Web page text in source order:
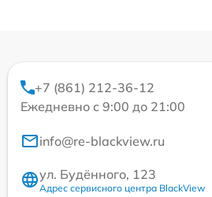
+7 (861) 212-36-12
Ежедневно с 9:00 до 21:00
info@re-blackview.ru
ул. Будённого, 123
Адрес сервисного центра BlackView